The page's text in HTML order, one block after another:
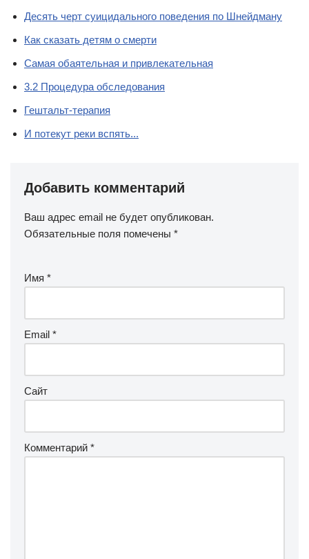
Десять черт суицидального поведения по Шнейдману
Как сказать детям о смерти
Самая обаятельная и привлекательная
3.2 Процедура обследования
Гештальт-терапия
И потекут реки вспять...
Добавить комментарий
Ваш адрес email не будет опубликован.
Обязательные поля помечены *
Имя *
Email *
Сайт
Комментарий *